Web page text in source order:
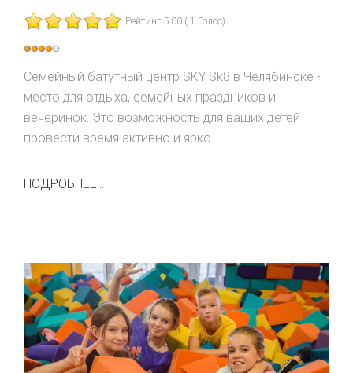
Рейтинг 5.00 ( 1 Голос)
Рейтинг:
4
Семейный батутный центр SKY Sk8 в Челябинске -
место для отдыха, семейных праздников и
вечеринок. Это возможность для ваших детей
провести время активно и ярко.
ПОДРОБНЕЕ...